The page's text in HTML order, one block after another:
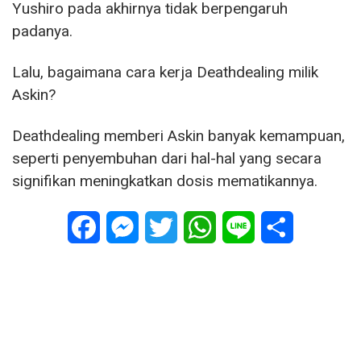
Yushiro pada akhirnya tidak berpengaruh
padanya.
Lalu, bagaimana cara kerja Deathdealing milik
Askin?
Deathdealing memberi Askin banyak kemampuan,
seperti penyembuhan dari hal-hal yang secara
signifikan meningkatkan dosis mematikannya.
FacebookMessenger
Twitter WhatsApp
Line